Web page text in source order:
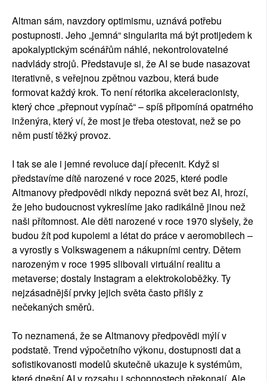
Altman sám, navzdory optimismu, uznává potřebu
postupnosti. Jeho „jemná“ singularita má být protijedem k
apokalyptickým scénářům náhlé, nekontrolovatelné
nadvlády strojů. Představuje si, že AI se bude nasazovat
iterativně, s veřejnou zpětnou vazbou, která bude
formovat každý krok. To není rétorika akceleracionisty,
který chce „přepnout vypínač“ – spíš připomíná opatrného
inženýra, který ví, že most je třeba otestovat, než se po
něm pustí těžký provoz.
I tak se ale i jemné revoluce dají přecenit. Když si
představíme dítě narozené v roce 2025, které podle
Altmanovy předpovědi nikdy nepozná svět bez AI, hrozí,
že jeho budoucnost vykreslíme jako radikálně jinou než
naši přítomnost. Ale děti narozené v roce 1970 slyšely, že
budou žít pod kupolemi a létat do práce v aeromobilech –
a vyrostly s Volkswagenem a nákupními centry. Dětem
narozeným v roce 1995 slibovali virtuální realitu a
metaverse; dostaly Instagram a elektrokoloběžky. Ty
nejzásadnější prvky jejich světa často přišly z
nečekaných směrů.
To neznamená, že se Altmanovy předpovědi mýlí v
podstatě. Trend výpočetního výkonu, dostupnosti dat a
sofistikovanosti modelů skutečně ukazuje k systémům,